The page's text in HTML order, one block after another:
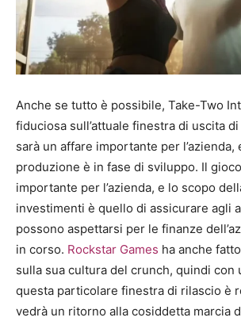
Anche se tutto è possibile, Take-Two
fiduciosa sull’attuale finestra di uscita di
sarà un affare importante per l’azienda,
produzione è in fase di sviluppo. Il
importante per l’azienda, e lo scopo
investimenti è quello di assicurare agli
possono aspettarsi per le finanze
in corso. Rockstar Games ha anche
sulla sua cultura del crunch, quindi con
questa particolare finestra di rilascio è
vedrà un ritorno alla cosiddetta marcia